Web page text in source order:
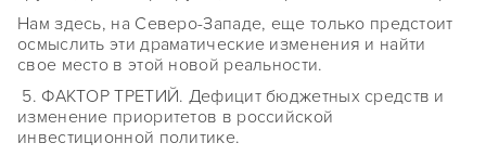
Нам здесь, на Северо-Западе, еще только предстоит
осмыслить эти драматические изменения и найти
свое место в этой новой реальности.
5. ФАКТОР ТРЕТИЙ. Дефицит бюджетных средств и
изменение приоритетов в российской
инвестиционной политике.